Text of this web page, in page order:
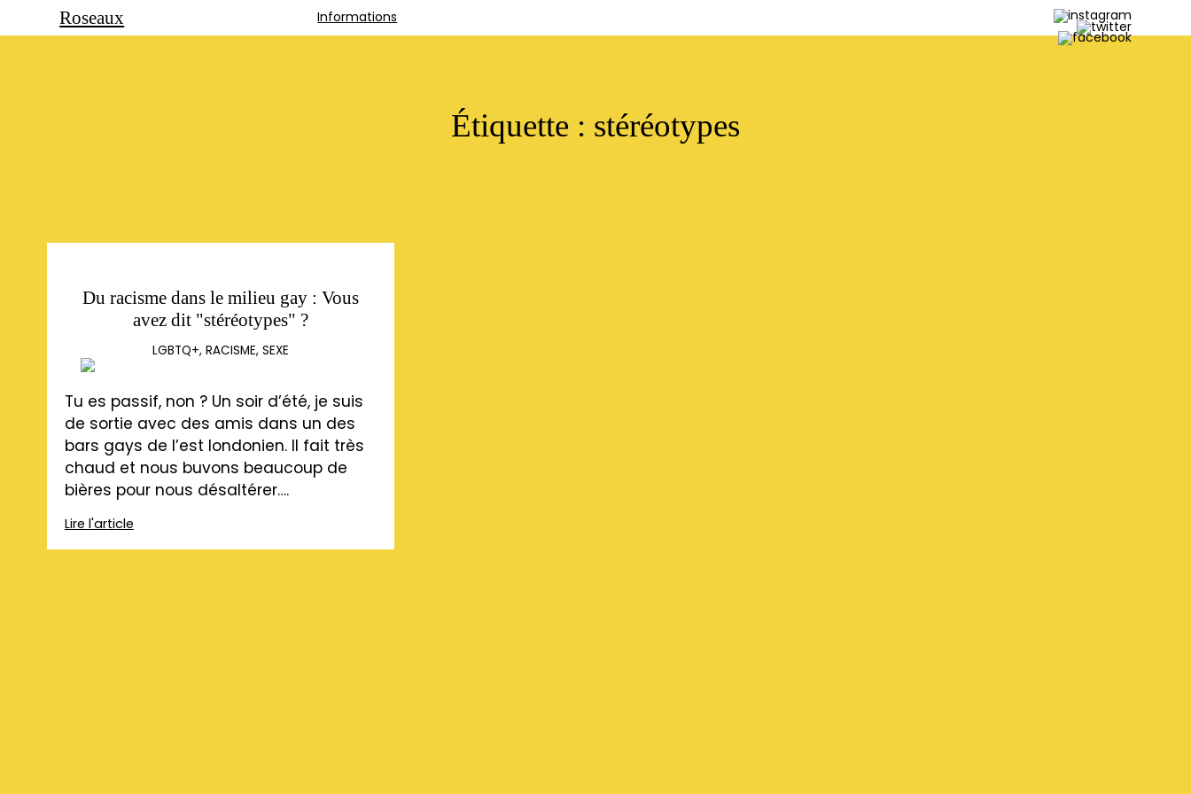
Roseaux Informations
Étiquette : stéréotypes
Du racisme dans le milieu gay : Vous
avez dit "stéréotypes" ?
LGBTQ+, RACISME, SEXE
Tu es passif, non ? Un soir d’été, je suis
de sortie avec des amis dans un des
bars gays de l’est londonien. Il fait très
chaud et nous buvons beaucoup de
bières pour nous désaltérer….
Lire l'article